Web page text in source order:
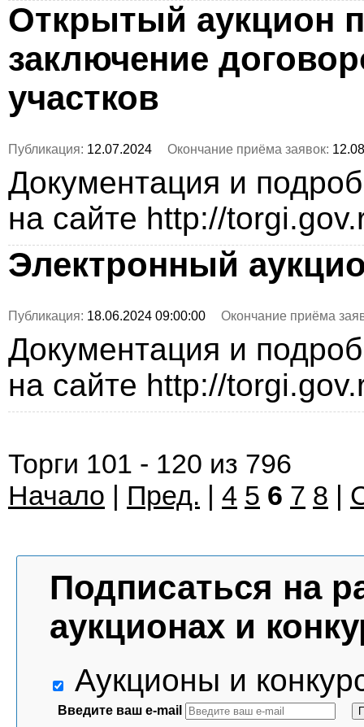
Открытый аукцион
заключение
участков
Публикация: 12.07.2024 Окончание приёма заявок:
Документация и
на сайте http://
Электронный
Публикация: 18.06.2024 09:00:00 Окончание приёма
Документация и
на сайте http://
Торги 101 - 120 из 796
Начало | Пред. | 4 5 6 7 8 |
Подписаться на
аукционах и
Аукционы и
Введите ваш e-mail